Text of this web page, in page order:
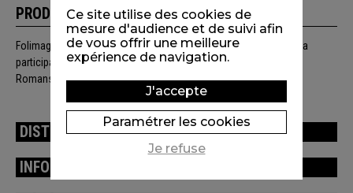
PRODUCTION
Folimage / ARTE France / Auvergne-Rhône-Alpes Cinéma. Avec la
participation du CNC, du Département de la Drôme et de Valence
Romans Agglo.
DISTRIBUTION
INFORMATIONS TECHNIQUES
Ce site utilise des cookies de
mesure d'audience et de suivi afin
de vous offrir une meilleure
expérience de navigation.
J'accepte
Paramétrer les cookies
Je refuse